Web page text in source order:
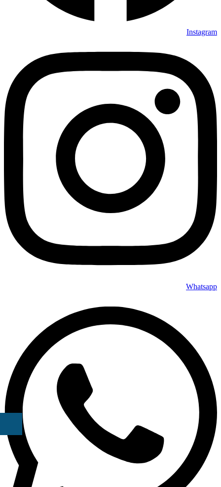
Instagram
Whatsapp